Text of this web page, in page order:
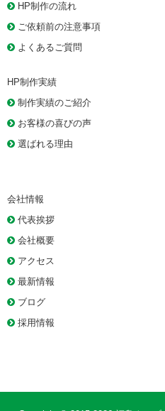
HP制作の流れ
ご依頼前の注意事項
よくあるご質問
HP制作実績
制作実績のご紹介
お客様の喜びの声
選ばれる理由
会社情報
代表挨拶
会社概要
アクセス
最新情報
ブログ
採用情報